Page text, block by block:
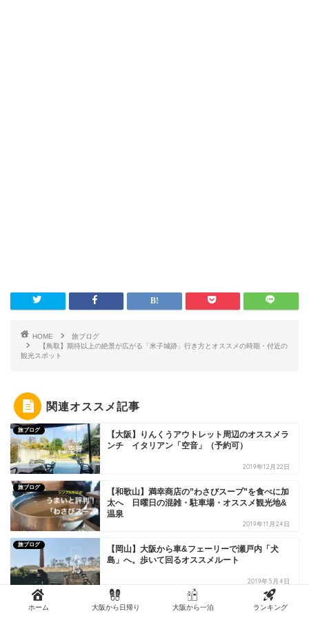
HOME
旅ブログ
【鳥取】期待以上の絶景が広がる「米子城跡」行き方とオススメの時期・付近の
観光スポット
関連オススメ記事
旅ブログ
【大阪】りんくうアウトレット周辺のオススメラ
ンチ イタリアン「空音」（予約可）
2019年12月22日
旅ブログ
【和歌山】満幸商店の”わさびスープ”を食べに加
太へ 日曜日の混雑・駐車場・オススメ観光地&
温泉
2019年11月24日
旅ブログ
【岡山】大阪から車&フェーリーで瀬戸内「犬
島」へ。歩いて回るオススメルート
2019年5月4日
ホーム 大阪から日帰り 大阪から一泊 ランキング